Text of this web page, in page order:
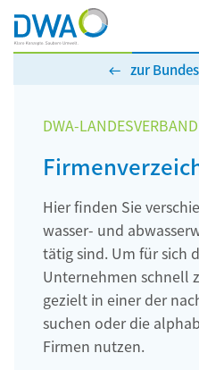
zur
DWA-
Hier finden Sie
wasser- und
tätig sind. Um für sich
Unternehmen schnell
gezielt in einer der
suchen oder die
Firmen nutzen.